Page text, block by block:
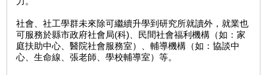
社會、社工學群未來除可繼續升學到研究所就讀外，就業也
可服務於縣市政府社會局(科)、民間社會福利機構（如：家
庭扶助中心、醫院社會服務室）、輔導機構（如：協談中
心、生命線、張老師、學校輔導室）等。